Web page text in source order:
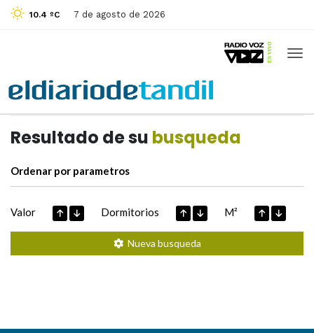
10.4 ºC 7 de agosto de 2026
Resultado de su busqueda
Ordenar por parametros
Valor Dormitorios M²
Nueva busqueda